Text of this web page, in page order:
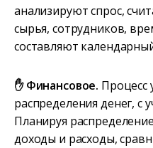
анализируют спрос,
сырья, сотрудников,
составляют
✋ Финансовое. Процесс
распределения денег, с
Планируя
доходы и расходы,